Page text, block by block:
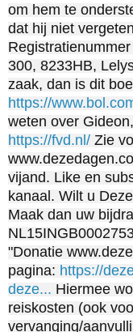
om hem te
dat hij niet
300, 8233HB,
zaak, dan is dit
https://
weten over
https://fvd.nl/ Zie
vijand. Like en
kanaal. Wilt u
Maak dan uw
"Donatie
pagina: https://
deze... Hiermee
reiskosten (ook
vervanging/